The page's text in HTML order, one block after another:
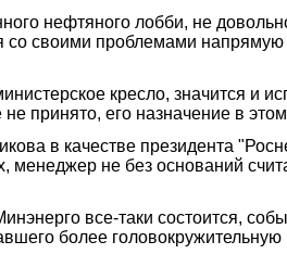
нефтяного лобби, не
своими проблемами
кресло, значится и
принято, его назначение в
в качестве президента
не без оснований
все-таки состоится,
более